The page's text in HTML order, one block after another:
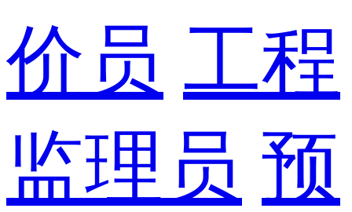
价员 工程
监理员 预